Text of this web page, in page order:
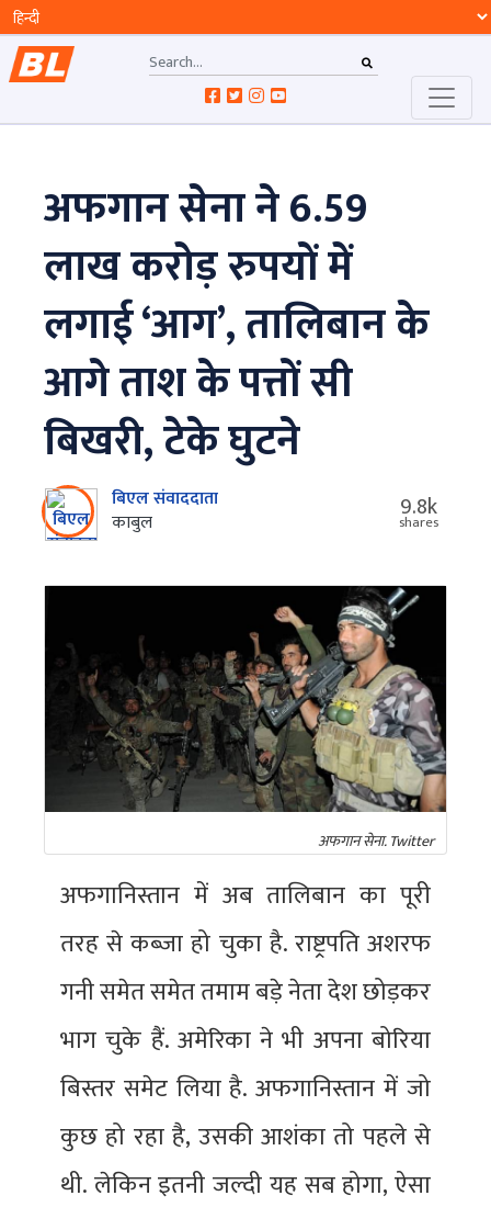
अफगान सेना ने 6.59
लाख करोड़ रुपयों में
लगाई ‘आग’, तालिबान के
आगे ताश के पत्तों सी
बिखरी, टेके घुटने
बिएल संवाददाता
काबुल
9.8k
shares
अफगान सेना. Twitter
अफगानिस्तान में अब तालिबान का पूरी
तरह से कब्जा हो चुका है. राष्ट्रपति अशरफ
गनी समेत समेत तमाम बड़े नेता देश छोड़कर
भाग चुके हैं. अमेरिका ने भी अपना बोरिया
बिस्तर समेट लिया है. अफगानिस्तान में जो
कुछ हो रहा है, उसकी आशंका तो पहले से
थी. लेकिन इतनी जल्दी यह सब होगा, ऐसा